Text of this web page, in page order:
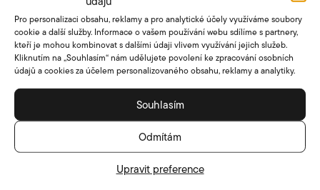
Pro personalizaci obsahu, reklamy a pro analytické účely využíváme soubory
cookie a další služby. Informace o vašem používání webu sdílíme s partnery,
kteří je mohou kombinovat s dalšími údaji vlivem využívání jejich služeb.
Kliknutím na „Souhlasím“ nám udělujete povolení ke zpracování osobních
údajů a cookies za účelem personalizovaného obsahu, reklamy a analytiky.
Souhlasím
Odmítám
Upravit preference
Bakaláři
Dokumenty a formuláře